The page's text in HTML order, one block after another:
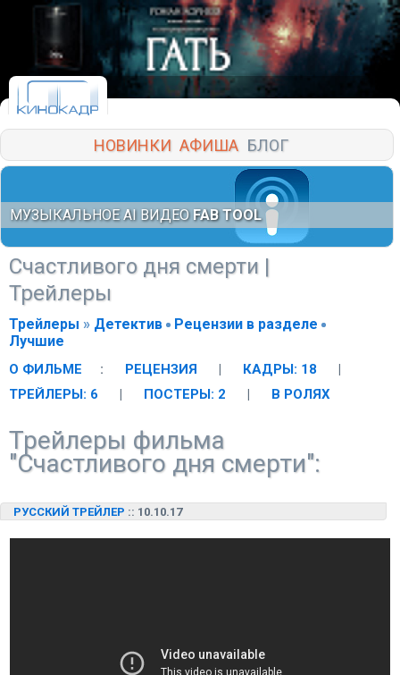
НОВИНКИ АФИША БЛОГ
МУЗЫКАЛЬНОЕ AI ВИДЕО FAB TOOL
Счастливого дня смерти |
Трейлеры
Трейлеры » Детектив
Рецензии в разделе
Лучшие
О ФИЛЬМЕ : РЕЦЕНЗИЯ | КАДРЫ: 18
|
ТРЕЙЛЕРЫ: 6
| ПОСТЕРЫ: 2 | В РОЛЯХ
Трейлеры фильма
"Счастливого дня смерти":
РУССКИЙ ТРЕЙЛЕР :: 10.10.17